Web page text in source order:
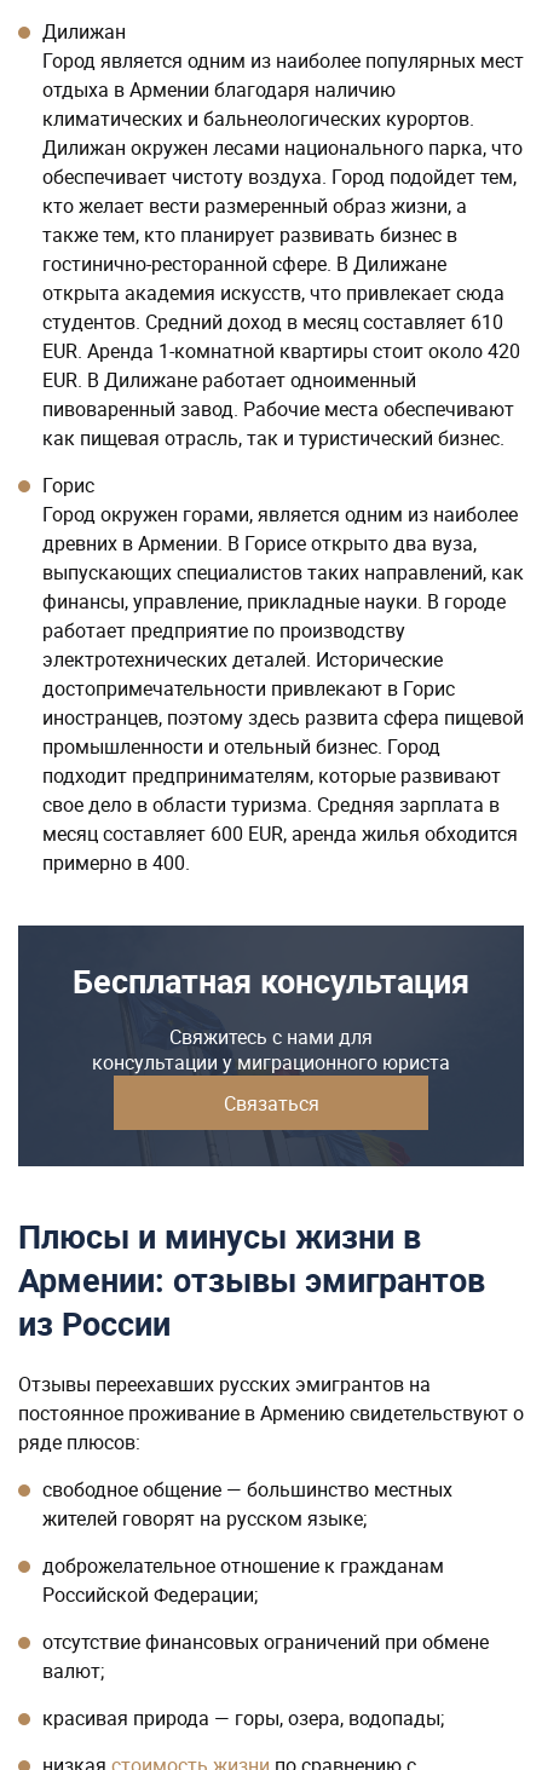
Дилижан
Город является одним из наиболее популярных мест
отдыха в Армении благодаря наличию
климатических и бальнеологических курортов.
Дилижан окружен лесами национального парка, что
обеспечивает чистоту воздуха. Город подойдет тем,
кто желает вести размеренный образ жизни, а
также тем, кто планирует развивать бизнес в
гостинично-ресторанной сфере. В Дилижане
открыта академия искусств, что привлекает сюда
студентов. Средний доход в месяц составляет 610
EUR. Аренда 1-комнатной квартиры стоит около 420
EUR. В Дилижане работает одноименный
пивоваренный завод. Рабочие места обеспечивают
как пищевая отрасль, так и туристический бизнес.
Горис
Город окружен горами, является одним из наиболее
древних в Армении. В Горисе открыто два вуза,
выпускающих специалистов таких направлений, как
финансы, управление, прикладные науки. В городе
работает предприятие по производству
электротехнических деталей. Исторические
достопримечательности привлекают в Горис
иностранцев, поэтому здесь развита сфера пищевой
промышленности и отельный бизнес. Город
подходит предпринимателям, которые развивают
свое дело в области туризма. Средняя зарплата в
месяц составляет 600 EUR, аренда жилья обходится
примерно в 400.
Бесплатная консультация
Свяжитесь с нами для
консультации у миграционного юриста
Связаться
Плюсы и минусы жизни в
Армении: отзывы эмигрантов
из России
Отзывы переехавших русских эмигрантов на
постоянное проживание в Армению свидетельствуют о
ряде плюсов:
свободное общение — большинство местных
жителей говорят на русском языке;
доброжелательное отношение к гражданам
Российской Федерации;
отсутствие финансовых ограничений при обмене
валют;
красивая природа — горы, озера, водопады;